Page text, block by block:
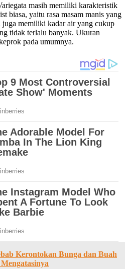
masih memiliki karakteristik
biasa, yaitu rasa masam manis yang
juga memiliki kadar air yang cukup
tidak terlalu banyak. Ukuran
pada umumnya.
Kerontokan Bunga dan Buah